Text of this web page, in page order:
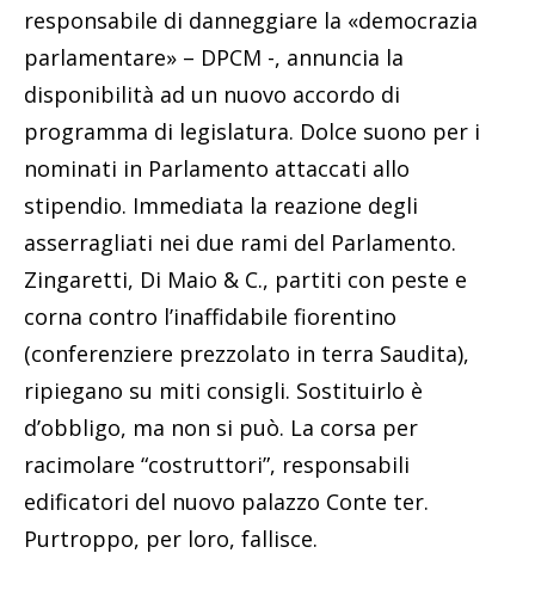
responsabile di danneggiare la «democrazia
parlamentare» – DPCM -, annuncia la
disponibilità ad un nuovo accordo di
programma di legislatura. Dolce suono per i
nominati in Parlamento attaccati allo
stipendio. Immediata la reazione degli
asserragliati nei due rami del Parlamento.
Zingaretti, Di Maio & C., partiti con peste e
corna contro l’inaffidabile fiorentino
(conferenziere prezzolato in terra Saudita),
ripiegano su miti consigli. Sostituirlo è
d’obbligo, ma non si può. La corsa per
racimolare “costruttori”, responsabili
edificatori del nuovo palazzo Conte ter.
Purtroppo, per loro, fallisce.